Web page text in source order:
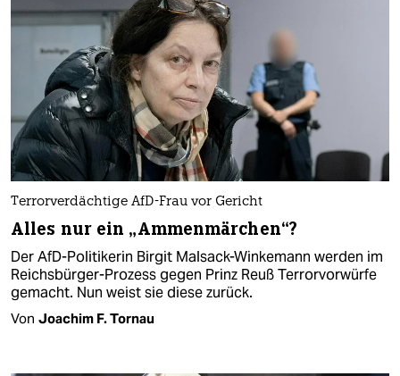
Terrorverdächtige AfD-Frau vor Gericht
Alles nur ein „Ammenmärchen“?
Der AfD-Politikerin Birgit Malsack-Winkemann werden im
Reichsbürger-Prozess gegen Prinz Reuß Terrorvorwürfe
gemacht. Nun weist sie diese zurück.
Von Joachim F. Tornau